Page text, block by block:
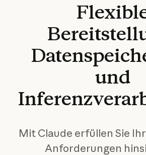
und
Mit Claude erfüllen Sie
Anforderungen